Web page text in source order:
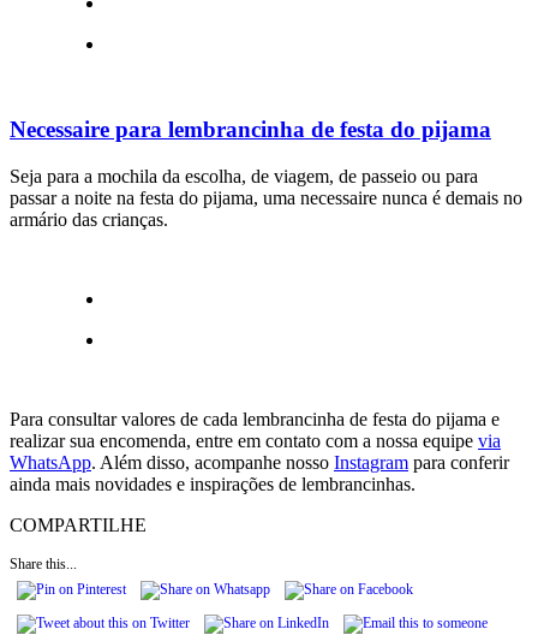
Necessaire para lembrancinha de festa do pijama
Seja para a mochila da escolha, de viagem, de passeio ou para
passar a noite na festa do pijama, uma necessaire nunca é demais no
armário das crianças.
Para consultar valores de cada lembrancinha de festa do pijama e
realizar sua encomenda, entre em contato com a nossa equipe via
WhatsApp. Além disso, acompanhe nosso Instagram para conferir
ainda mais novidades e inspirações de lembrancinhas.
COMPARTILHE
Share this...